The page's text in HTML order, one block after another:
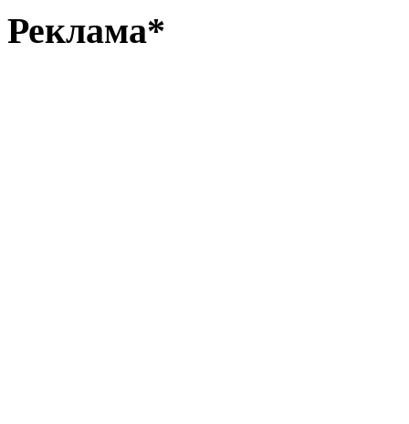
Реклама*